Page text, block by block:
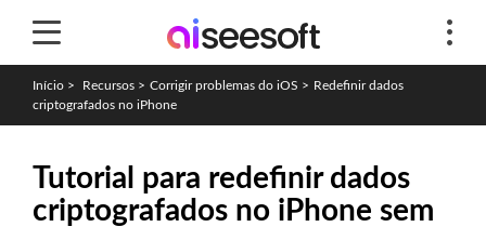
Início > Recursos > Corrigir problemas do iOS > Redefinir dados
criptografados no iPhone
Tutorial para redefinir dados
criptografados no iPhone sem